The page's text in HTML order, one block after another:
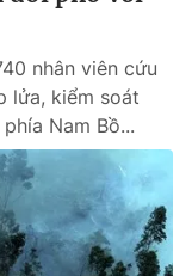
nhân viên cứu
lửa, kiểm soát
Nam Bồ...